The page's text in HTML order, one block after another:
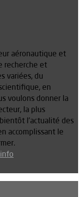
aéronautique et
recherche et
variées, du
en
voulons donner la
la plus
l’actualité des
accomplissant le